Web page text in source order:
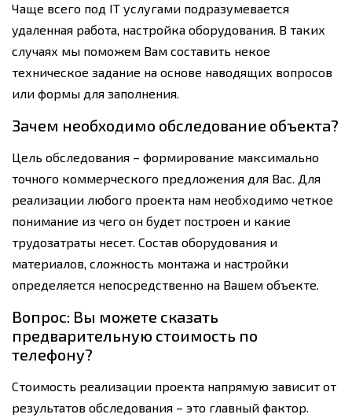
Чаще всего под IT услугами подразумевается
удаленная работа, настройка оборудования. В таких
случаях мы поможем Вам составить некое
техническое задание на основе наводящих вопросов
или формы для заполнения.
Зачем необходимо обследование объекта?
Цель обследования – формирование максимально
точного коммерческого предложения для Вас. Для
реализации любого проекта нам необходимо четкое
понимание из чего он будет построен и какие
трудозатраты несет. Состав оборудования и
материалов, сложность монтажа и настройки
определяется непосредственно на Вашем объекте.
Вопрос: Вы можете сказать
предварительную стоимость по
телефону?
Стоимость реализации проекта напрямую зависит от
результатов обследования – это главный фактор.